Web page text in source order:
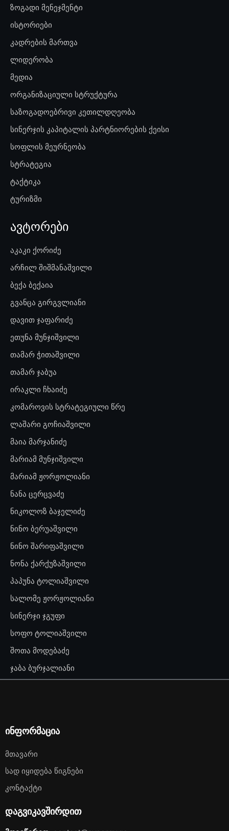
ზოგადი მენეჯმენტი
ისტორიები
კადრების მართვა
ლიდერობა
მედია
ორგანიზაციული სტრუქტურა
საზოგადოებრივი კეთილდღეობა
სინერჯის კაპიტალის პარტნიორების ქეისი
სოფლის მეურნეობა
სტრატეგია
ტაქტიკა
ტურიზმი
ავტორები
აკაკი ქორიძე
არჩილ შიშმანაშვილი
ბექა ბექაია
გვანცა გირგვლიანი
დავით ჯაფარიძე
ეთუნა მუნჯიშვილი
თამარ ჭითაშვილი
თამარ ჯაბუა
ირაკლი ჩხაიძე
კომაროვის სტრატეგიული წრე
ლაშარი გოჩიაშვილი
მაია მარჯანიძე
მარიამ მუნჯიშვილი
მარიამ ჟორჟოლიანი
ნანა ცერცვაძე
ნიკოლოზ ბაჯელიძე
ნინო ბერუაშვილი
ნინო შარიფაშვილი
ნონა ქარქუზაშვილი
პაპუნა ტოლიაშვილი
სალომე ჟორჟოლიანი
სინერჯი ჯგუფი
სოფო ტოლიაშვილი
შოთა მოდებაძე
ჯაბა ბურჯალიანი
ინფორმაცია
Მთავარი
Სად Იყიდება Წიგნები
Კონტაქტი
დაგვიკავშირდით